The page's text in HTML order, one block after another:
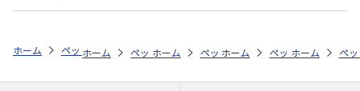
ホーム ペットストア ケージ・飼育その他用品 アクアリウム内装（
ホーム ペットストア ケージ・飼育その他用品 ア
ホーム ペットストア ケージ・飼育その
ホーム ペットストア ケ
ホーム ペ